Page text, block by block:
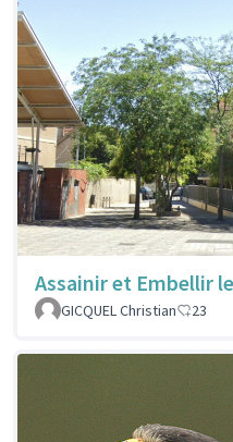
Assainir et Embellir
GICQUEL Christian
23